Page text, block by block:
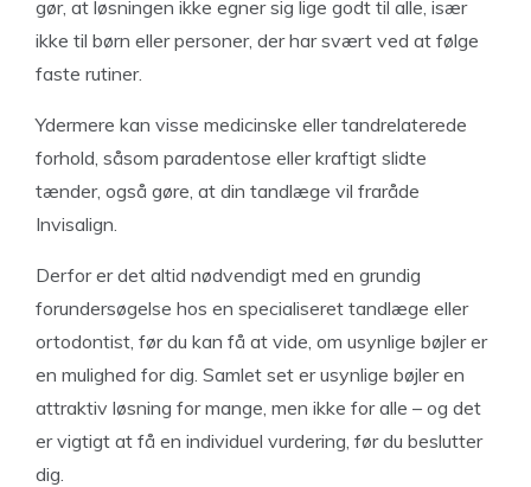
gør, at løsningen ikke egner sig lige godt til alle, især
ikke til børn eller personer, der har svært ved at følge
faste rutiner.
Ydermere kan visse medicinske eller tandrelaterede
forhold, såsom paradentose eller kraftigt slidte
tænder, også gøre, at din tandlæge vil fraråde
Invisalign.
Derfor er det altid nødvendigt med en grundig
forundersøgelse hos en specialiseret tandlæge eller
ortodontist, før du kan få at vide, om usynlige bøjler er
en mulighed for dig. Samlet set er usynlige bøjler en
attraktiv løsning for mange, men ikke for alle – og det
er vigtigt at få en individuel vurdering, før du beslutter
dig.